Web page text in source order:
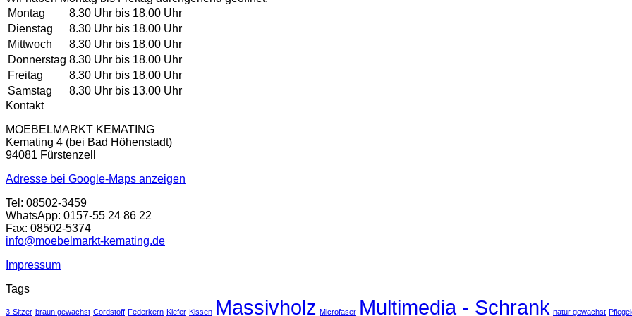
1.140 €560 €.
Montag
8.30 Uhr bis 18.00 Uhr
Dienstag
8.30 Uhr bis 18.00 Uhr
Mittwoch
8.30 Uhr bis 18.00 Uhr
Donnerstag 8.30 Uhr bis 18.00 Uhr
Freitag
8.30 Uhr bis 18.00 Uhr
Samstag
8.30 Uhr bis 13.00 Uhr
Kontakt
MOEBELMARKT KEMATING
Kemating 4 (bei Bad Höhenstadt)
94081 Fürstenzell
Adresse bei Google-Maps anzeigen
Tel: 08502-3459
WhatsApp: 0157-55 24 86 22
Fax: 08502-5374
info@moebelmarkt-kemating.de
Impressum
Tags
3-Sitzer braun gewachst Cordstoff Federkern Kiefer Kissen Massivholz Microfaser Multimedia - Schrank natur gewachst